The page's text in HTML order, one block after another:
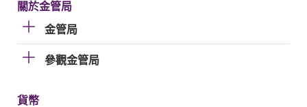
關於金管局
金管局
參觀金管局
貨幣